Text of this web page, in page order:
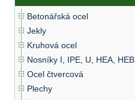
Betonářská ocel
Jekly
Kruhová ocel
Nosníky I, IPE, U, HEA, HEB
Ocel čtvercová
Plechy